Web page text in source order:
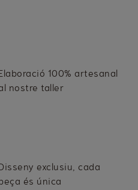
100% artesanal
nostre taller
exclusiu, cada
és única